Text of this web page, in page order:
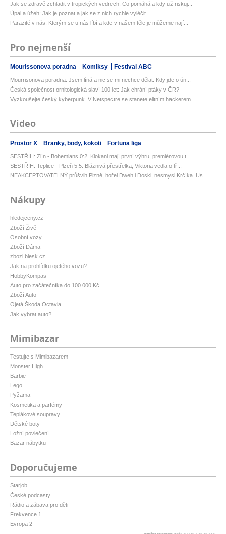
Jak se zdravě zchladit v tropických vedrech: Co pomáhá a kdy už riskuj...
Úpal a úžeh: Jak je poznat a jak se z nich rychle vyléčit
Parazité v nás: Kterým se u nás líbí a kde v našem těle je můžeme nají...
Pro nejmenší
Mourissonova poradna Komiksy Festival ABC
Mourrisonova poradna: Jsem líná a nic se mi nechce dělat: Kdy jde o ún...
Česká společnost ornitologická slaví 100 let: Jak chrání ptáky v ČR?
Vyzkoušejte český kyberpunk. V Netspectre se stanete elitním hackerem ...
Video
Prostor X Branky, body, kokoti Fortuna liga
SESTŘIH: Zlín - Bohemians 0:2. Klokani mají první výhru, premiérovou t...
SESTŘIH: Teplice - Plzeň 5:5. Bláznivá přestřelka, Viktoria vedla o tř...
NEAKCEPTOVATELNÝ průšvih Plzně, hořel Dweh i Doski, nesmysl Krčíka. Us...
Nákupy
hledejceny.cz
Zboží Živě
Osobní vozy
Zboží Dáma
zbozi.blesk.cz
Jak na prohlídku ojetého vozu?
HobbyKompas
Auto pro začátečníka do 100 000 Kč
Zboží Auto
Ojetá Škoda Octavia
Jak vybrat auto?
Mimibazar
Testujte s Mimibazarem
Monster High
Barbie
Lego
Pyžama
Kosmetika a parfémy
Teplákové soupravy
Dětské boty
Ložní povlečení
Bazar nábytku
Doporučujeme
Starjob
České podcasty
Rádio a zábava pro děti
Frekvence 1
Evropa 2